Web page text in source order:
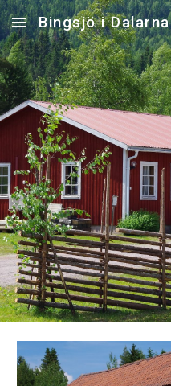
Skip to main content
Bingsjö i Dalarna